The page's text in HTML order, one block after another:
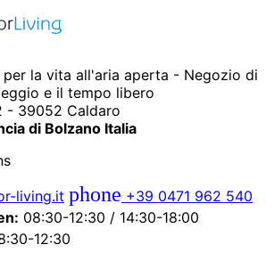
la vita all'aria aperta - Negozio di
e il tempo libero
- 39052 Caldaro
di Bolzano Italia
living.it phone +39 0471 962 540
08:30-12:30 / 14:30-18:00
12:30